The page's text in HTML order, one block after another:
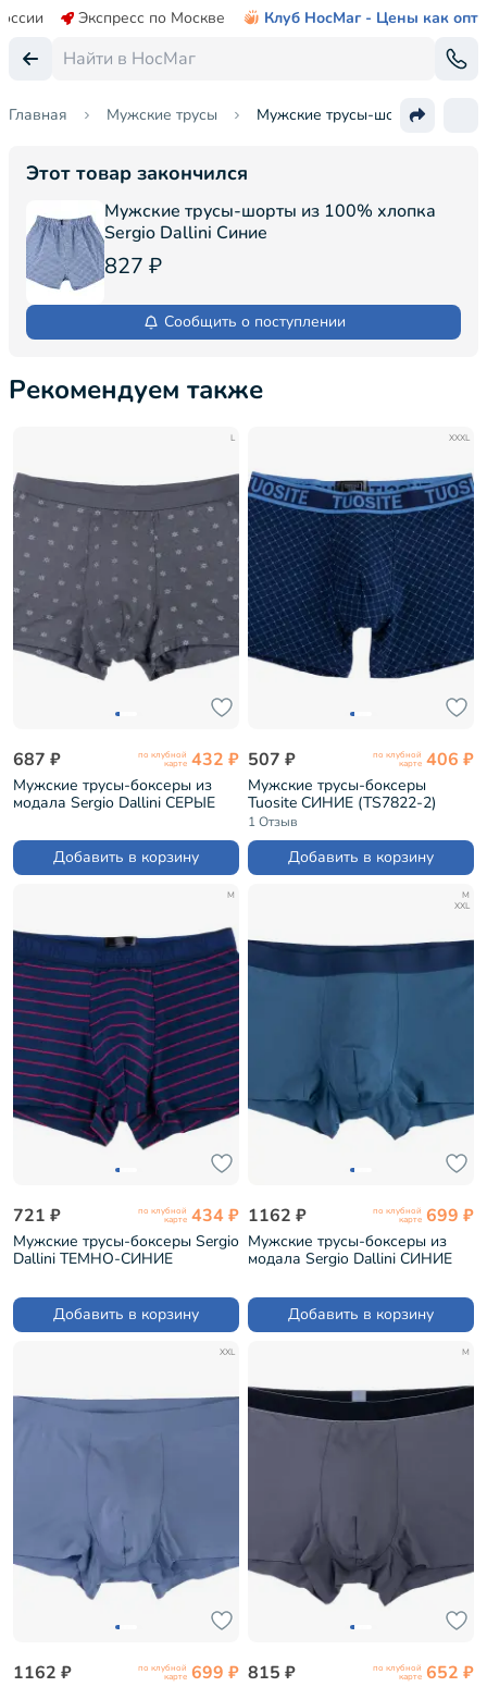
Экспресс по Москве Клуб НосМаг - Цены как опт
Главная Мужские трусы Мужские трусы-шорты из
Этот товар закончился
Мужские трусы-шорты из 100% хлопка
Sergio Dallini Синие
827 ₽
Сообщить о поступлении
Рекомендуем также
L
687 ₽ по клубной
карте 432 ₽
Мужские трусы-боксеры из
модала Sergio Dallini СЕРЫЕ
Добавить в корзину
XXXL
507 ₽ по клубной
карте 406 ₽
Мужские трусы-боксеры
Tuosite СИНИЕ (TS7822-2)
1 Отзыв
Добавить в корзину
M
721 ₽ по клубной
карте 434 ₽
Мужские трусы-боксеры Sergio
Dallini ТЕМНО-СИНИЕ
Добавить в корзину
M
XXL
1162 ₽ по клубной
карте 699 ₽
Мужские трусы-боксеры из
модала Sergio Dallini СИНИЕ
Добавить в корзину
XXL
1162 ₽ по клубной
карте 699 ₽
M
815 ₽ по клубной
карте 652 ₽